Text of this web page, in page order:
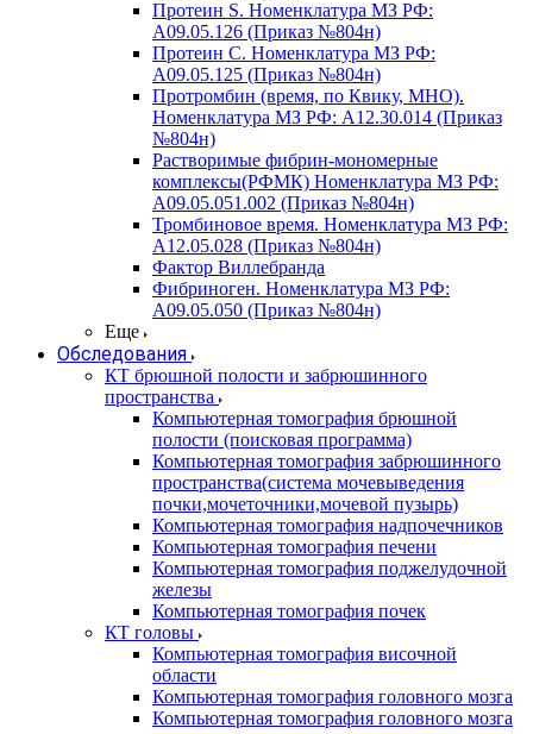
Протеин S. Номенклатура МЗ РФ:
A09.05.126 (Приказ №804н)
Протеин С. Номенклатура МЗ РФ:
A09.05.125 (Приказ №804н)
Протромбин (время, по Квику, МНО).
Номенклатура МЗ РФ: A12.30.014 (Приказ
№804н)
Растворимые фибрин-мономерные
комплексы(РФМК) Номенклатура МЗ РФ:
A09.05.051.002 (Приказ №804н)
Тромбиновое время. Номенклатура МЗ РФ:
A12.05.028 (Приказ №804н)
Фактор Виллебранда
Фибриноген. Номенклатура МЗ РФ:
A09.05.050 (Приказ №804н)
Еще
Обследования
КТ брюшной полости и забрюшинного
пространства
Компьютерная томография брюшной
полости (поисковая программа)
Компьютерная томография забрюшинного
пространства(система мочевыведения
почки,мочеточники,мочевой пузырь)
Компьютерная томография надпочечников
Компьютерная томография печени
Компьютерная томография поджелудочной
железы
Компьютерная томография почек
КТ головы
Компьютерная томография височной
области
Компьютерная томография головного мозга
Компьютерная томография головного мозга